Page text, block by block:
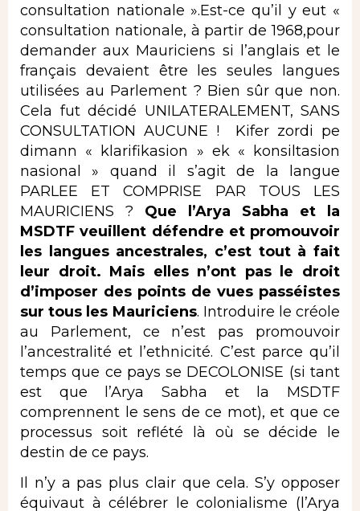
consultation nationale ».Est-ce qu’il y eut «
consultation nationale, à partir de 1968,pour
demander aux Mauriciens si l’anglais et le
français devaient être les seules langues
utilisées au Parlement ? Bien sûr que non.
Cela fut décidé UNILATERALEMENT, SANS
CONSULTATION AUCUNE ! Kifer zordi pe
dimann « klarifikasion » ek « konsiltasion
nasional » quand il s’agit de la langue
PARLEE ET COMPRISE PAR TOUS LES
MAURICIENS ? Que l’Arya Sabha et la
MSDTF veuillent défendre et promouvoir
les langues ancestrales, c’est tout à fait
leur droit. Mais elles n’ont pas le droit
d’imposer des points de vues passéistes
sur tous les Mauriciens. Introduire le créole
au Parlement, ce n’est pas promouvoir
l’ancestralité et l’ethnicité. C’est parce qu’il
temps que ce pays se DECOLONISE (si tant
est que l’Arya Sabha et la MSDTF
comprennent le sens de ce mot), et que ce
processus soit reflété là où se décide le
destin de ce pays.
Il n’y a pas plus clair que cela. S’y opposer
équivaut à célébrer le colonialisme (l’Arya